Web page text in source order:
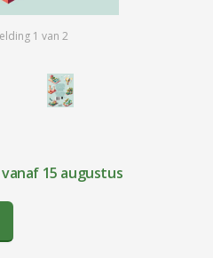
1 van 2
15 augustus